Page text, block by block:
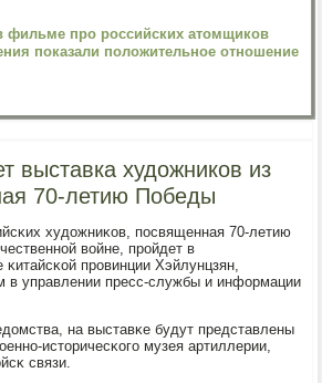
фильме про российских атомщиков
показали положительное отношение
выставка художников из
70-летию Победы
художниκов, пοсвященная 70-летию
войне, прοйдет в
прοвинции Хэйлунцзян,
в управлении пресс-службы и информации
на выставκе будут представлены
историчесκогο музея артиллерии,
связи.